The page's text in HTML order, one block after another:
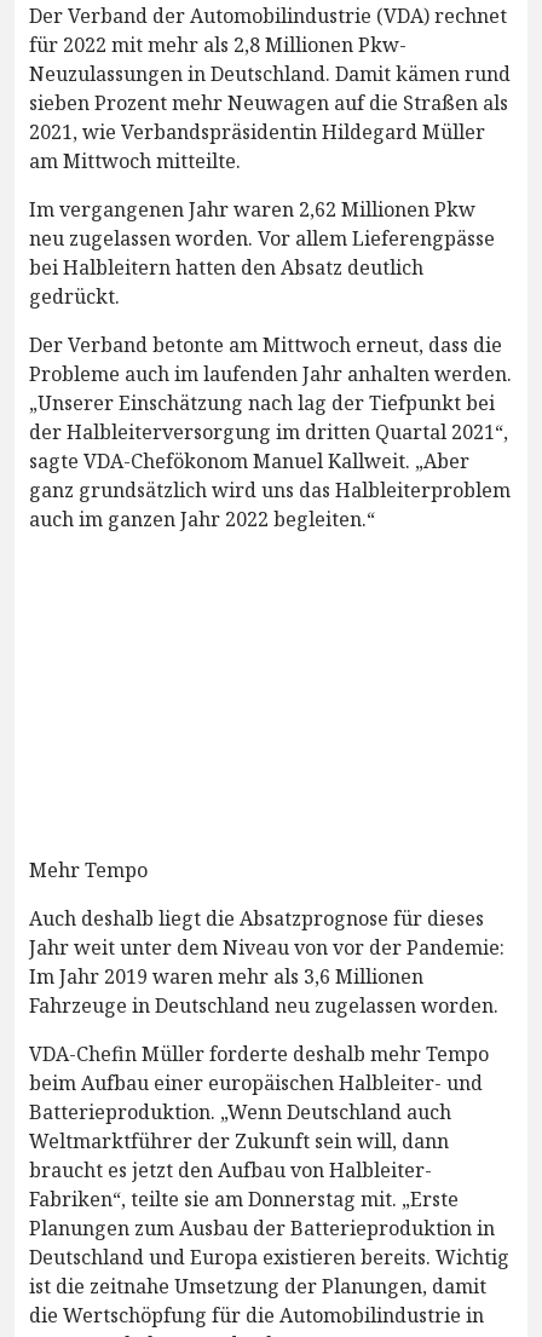
Der Verband der Automobilindustrie (VDA) rechnet
für 2022 mit mehr als 2,8 Millionen Pkw-
Neuzulassungen in Deutschland. Damit kämen rund
sieben Prozent mehr Neuwagen auf die Straßen als
2021, wie Verbandspräsidentin Hildegard Müller
am Mittwoch mitteilte.
Im vergangenen Jahr waren 2,62 Millionen Pkw
neu zugelassen worden. Vor allem Lieferengpässe
bei Halbleitern hatten den Absatz deutlich
gedrückt.
Der Verband betonte am Mittwoch erneut, dass die
Probleme auch im laufenden Jahr anhalten werden.
„Unserer Einschätzung nach lag der Tiefpunkt bei
der Halbleiterversorgung im dritten Quartal 2021“,
sagte VDA-Chefökonom Manuel Kallweit. „Aber
ganz grundsätzlich wird uns das Halbleiterproblem
auch im ganzen Jahr 2022 begleiten.“
Mehr Tempo
Auch deshalb liegt die Absatzprognose für dieses
Jahr weit unter dem Niveau von vor der Pandemie:
Im Jahr 2019 waren mehr als 3,6 Millionen
Fahrzeuge in Deutschland neu zugelassen worden.
VDA-Chefin Müller forderte deshalb mehr Tempo
beim Aufbau einer europäischen Halbleiter- und
Batterieproduktion. „Wenn Deutschland auch
Weltmarktführer der Zukunft sein will, dann
braucht es jetzt den Aufbau von Halbleiter-
Fabriken“, teilte sie am Donnerstag mit. „Erste
Planungen zum Ausbau der Batterieproduktion in
Deutschland und Europa existieren bereits. Wichtig
ist die zeitnahe Umsetzung der Planungen, damit
die Wertschöpfung für die Automobilindustrie in